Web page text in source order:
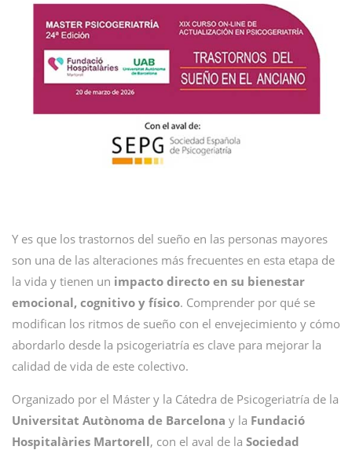
Y es que los trastornos del sueño en las personas mayores
son una de las alteraciones más frecuentes en esta etapa de
la vida y tienen un impacto directo en su bienestar
emocional, cognitivo y físico. Comprender por qué se
modifican los ritmos de sueño con el envejecimiento y cómo
abordarlo desde la psicogeriatría es clave para mejorar la
calidad de vida de este colectivo.
Organizado por el Máster y la Cátedra de Psicogeriatría de la
Universitat Autònoma de Barcelona y la Fundació
Hospitalàries Martorell, con el aval de la Sociedad